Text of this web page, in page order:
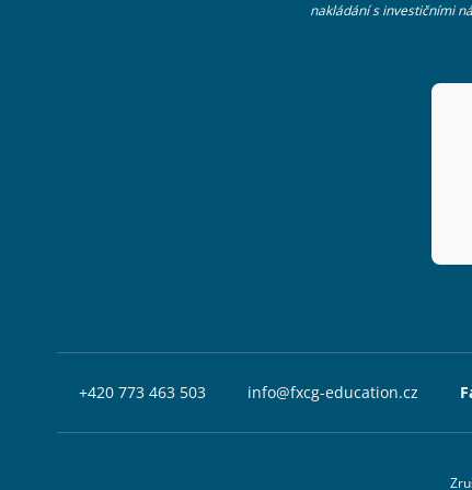
nakládání s investičními
+420 773 463 503 info@fxcg-education.cz